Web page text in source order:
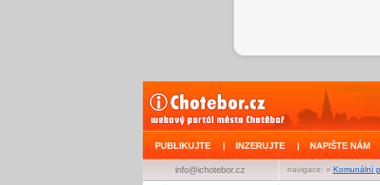
PUBLIKUJTE | INZERUJTE | NAPIŠTE NÁM
navigace: » Komunální
info@ichotebor.cz